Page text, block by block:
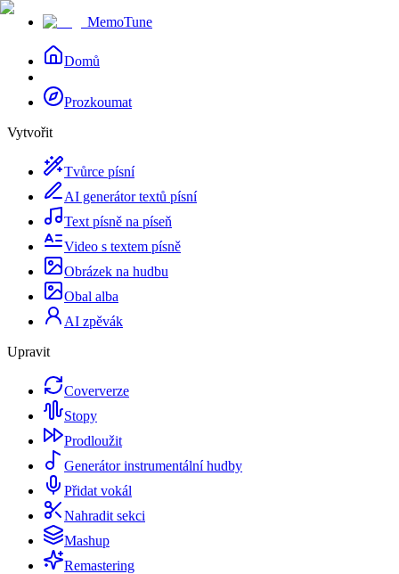
MemoTune
Domů
Prozkoumat
Vytvořit
Tvůrce písní
AI generátor textů písní
Text písně na píseň
Video s textem písně
Obrázek na hudbu
Obal alba
AI zpěvák
Upravit
Coververze
Stopy
Prodloužit
Generátor instrumentální hudby
Přidat vokál
Nahradit sekci
Mashup
Remastering